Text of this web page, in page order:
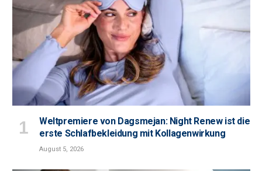
Weltpremiere von Dagsmejan: Night Renew ist die
erste Schlafbekleidung mit Kollagenwirkung
August 5, 2026